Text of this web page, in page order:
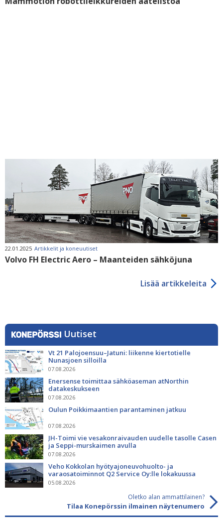
22.01.2025 Artikkelit ja koneuutiset
Volvo FH Electric Aero – Maanteiden sähköjuna
Lisää artikkeleita
Uutiset
Vt 21 Palojoensuu–Jatuni: liikenne kiertotielle
Nunasjoen silloilla
07.08.2026
Enersense toimittaa sähköaseman atNorthin
datakeskukseen
07.08.2026
Oulun Poikkimaantien parantaminen jatkuu
07.08.2026
JH-Toimi vie vesakonraivauden uudelle tasolle Casen
ja Seppi-murskaimen avulla
07.08.2026
Veho Kokkolan hyötyajoneuvohuolto- ja
varaosatoiminnot Q2 Service Oy:lle lokakuussa
05.08.2026
Oletko alan ammattilainen?
Tilaa Konepörssin ilmainen näytenumero